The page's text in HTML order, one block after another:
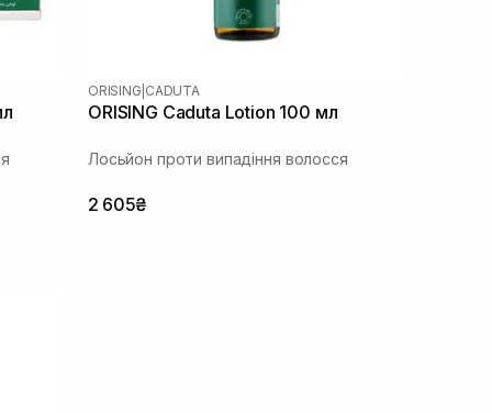
ORISING CADUTA
ORISING Caduta Lotion 100 мл
Лосьйон проти випадіння волосся
2 605₴